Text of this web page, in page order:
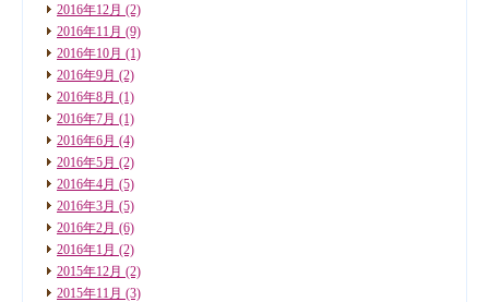
2016年12月 (2)
2016年11月 (9)
2016年10月 (1)
2016年9月 (2)
2016年8月 (1)
2016年7月 (1)
2016年6月 (4)
2016年5月 (2)
2016年4月 (5)
2016年3月 (5)
2016年2月 (6)
2016年1月 (2)
2015年12月 (2)
2015年11月 (3)